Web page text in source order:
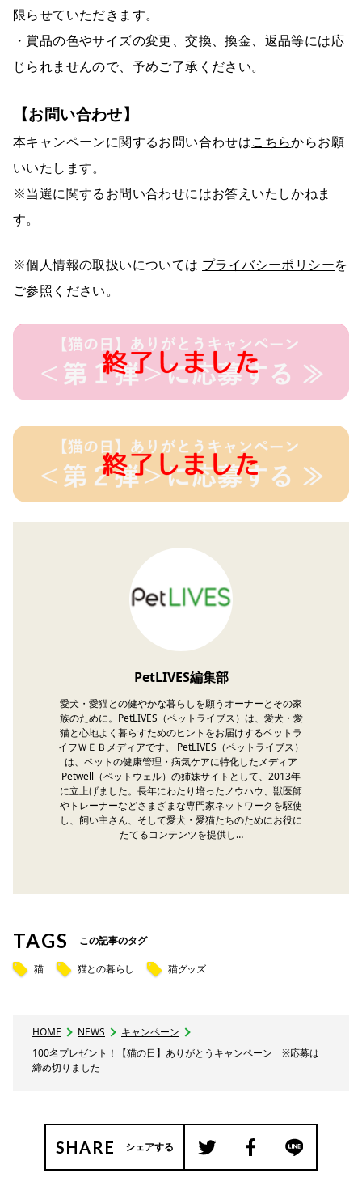
限らせていただきます。
・賞品の色やサイズの変更、交換、換金、返品等には応
じられませんので、予めご了承ください。
【お問い合わせ】
本キャンペーンに関するお問い合わせはこちらからお願
いいたします。
※当選に関するお問い合わせにはお答えいたしかねま
す。
※個人情報の取扱いについては プライバシーポリシーを
ご参照ください。
PetLIVES編集部
愛犬・愛猫との健やかな暮らしを願うオーナーとその家
族のために。PetLIVES（ペットライブス）は、愛犬・愛
猫と心地よく暮らすためのヒントをお届けするペットラ
イフＷＥＢメディアです。 PetLIVES（ペットライブス）
は、ペットの健康管理・病気ケアに特化したメディア
Petwell（ペットウェル）の姉妹サイトとして、2013年
に立上げました。長年にわたり培ったノウハウ、獣医師
やトレーナーなどさまざまな専門家ネットワークを駆使
し、飼い主さん、そして愛犬・愛猫たちのためにお役に
たてるコンテンツを提供し…
TAGS この記事のタグ
猫 猫との暮らし 猫グッズ
HOME NEWS
キャンペーン
100名プレゼント！【猫の日】ありがとうキャンペーン ※応募は
締め切りました
SHARE シェアする